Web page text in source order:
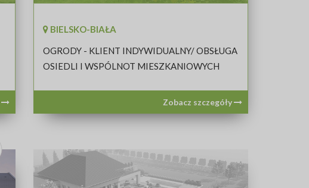
BIELSKO-BIAŁA
OGRODY - KLIENT INDYWIDUALNY/ OBSŁUGA
OSIEDLI I WSPÓLNOT MIESZKANIOWYCH
Zobacz szczegóły